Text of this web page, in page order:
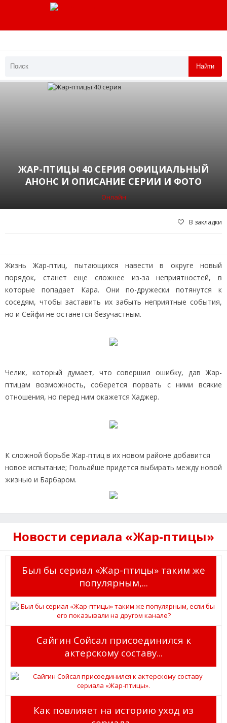
Найти
ЖАР-ПТИЦЫ 40 СЕРИЯ ОФИЦИАЛЬНЫЙ
АНОНС И ОПИСАНИЕ СЕРИИ И ФОТО
Онлайн
В закладки
Жизнь Жар-птиц, пытающихся навести в округе новый
порядок, станет еще сложнее из-за неприятностей, в
которые попадает Кара. Они по-дружески потянутся к
соседям, чтобы заставить их забыть неприятные события,
но и Сейфи не останется безучастным.
Челик, который думает, что совершил ошибку, дав Жар-
птицам возможность, соберется порвать с ними всякие
отношения, но перед ним окажется Хаджер.
К сложной борьбе Жар-птиц в их новом районе добавится
новое испытание; Гюльайше придется выбирать между новой
жизнью и Барбаром.
Новости сериала «Жар-птицы»
Был бы сериал «Жар-птицы» таким же
популярным,...
Сайгин Сойсал присоединился к
актерскому составу...
Как повлияет на историю уход из